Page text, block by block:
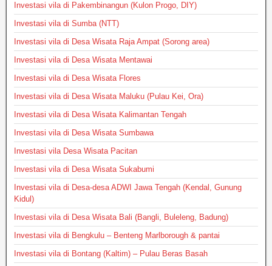
Investasi vila di Pakembinangun (Kulon Progo, DIY)
Investasi vila di Sumba (NTT)
Investasi vila di Desa Wisata Raja Ampat (Sorong area)
Investasi vila di Desa Wisata Mentawai
Investasi vila di Desa Wisata Flores
Investasi vila di Desa Wisata Maluku (Pulau Kei, Ora)
Investasi vila di Desa Wisata Kalimantan Tengah
Investasi vila di Desa Wisata Sumbawa
Investasi vila Desa Wisata Pacitan
Investasi vila di Desa Wisata Sukabumi
Investasi vila di Desa-desa ADWI Jawa Tengah (Kendal, Gunung
Kidul)
Investasi vila di Desa Wisata Bali (Bangli, Buleleng, Badung)
Investasi vila di Bengkulu – Benteng Marlborough & pantai
Investasi vila di Bontang (Kaltim) – Pulau Beras Basah